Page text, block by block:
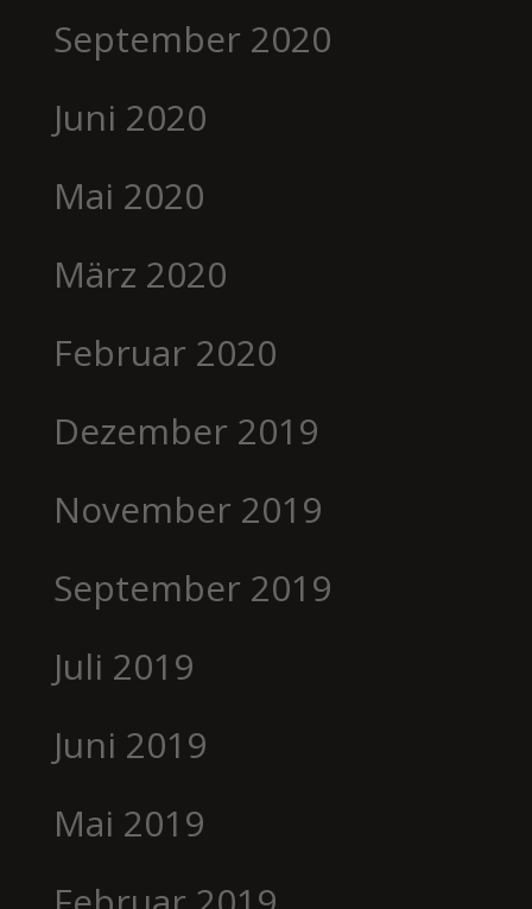
September 2020
Juni 2020
Mai 2020
März 2020
Februar 2020
Dezember 2019
November 2019
September 2019
Juli 2019
Juni 2019
Mai 2019